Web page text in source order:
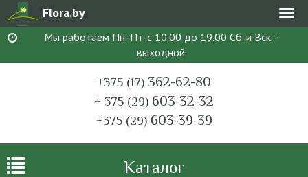
Flora.by
Мы работаем Пн.-Пт. с 10.00 до 19.00 Сб. и Вск. -
выходной
+375 (17) 362-62-80
+ 375 (29) 603-32-32
+375 (29)603-39-39
Каталог